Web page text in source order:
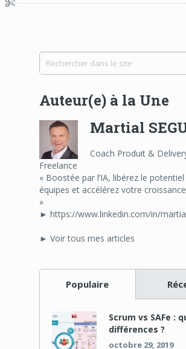
Auteur(e) à la Une
Martial
Coach Produit &
Freelance
« Boostée par l’IA, libérez le
équipes et accélérez votre
»
► https://www.linkedin.com/in/
► Voir tous mes articles
Populaire
Scrum vs SAFe :
différences ?
octobre 29, 2019